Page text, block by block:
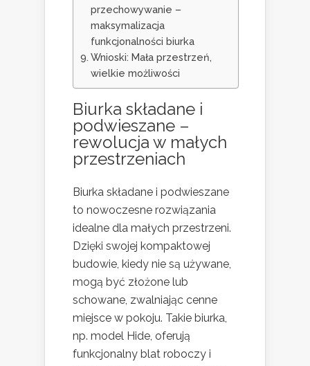
przechowywanie –
maksymalizacja
funkcjonalności biurka
Wnioski: Mała przestrzeń,
wielkie możliwości
Biurka składane i
podwieszane –
rewolucja w małych
przestrzeniach
Biurka składane i podwieszane
to nowoczesne rozwiązania
idealne dla małych przestrzeni.
Dzięki swojej kompaktowej
budowie, kiedy nie są używane,
mogą być złożone lub
schowane, zwalniając cenne
miejsce w pokoju. Takie biurka,
np. model Hide, oferują
funkcjonalny blat roboczy i